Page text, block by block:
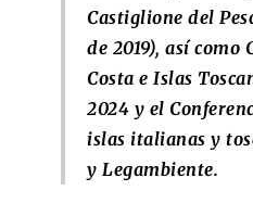
Castiglione del
de 2019), así como
Costa e Islas
2024 y el
islas italianas y
y Legambiente.